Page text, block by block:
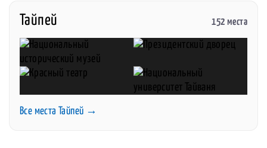
Тайпей 152 места
Все места Тайпей →